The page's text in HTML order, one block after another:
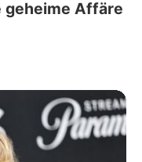
geheime Affäre